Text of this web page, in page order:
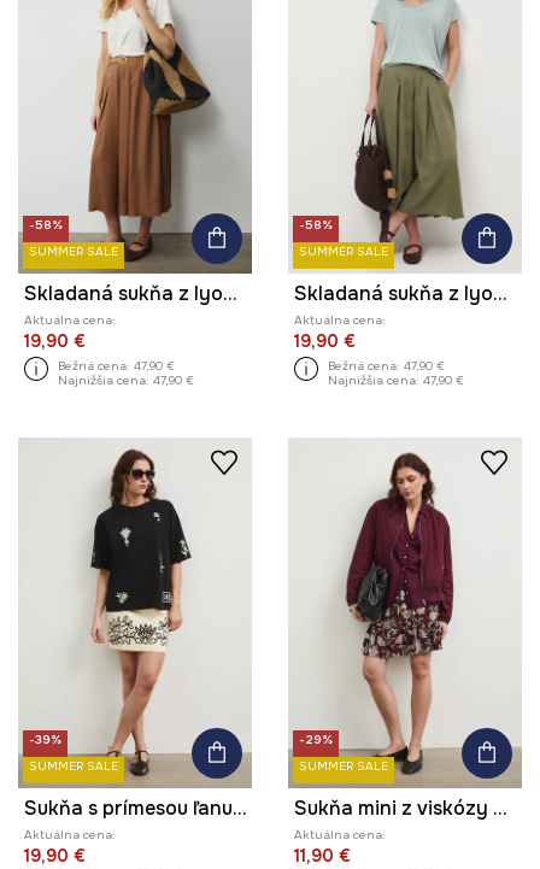
-58%
SUMMER SALE
Skladaná sukňa z lyocellu
Aktuálna cena:
19,90 €
Bežná cena: 47,90 €
Najnižšia cena: 47,90 €
-58%
SUMMER SALE
Skladaná sukňa z lyocellu
Aktuálna cena:
19,90 €
Bežná cena: 47,90 €
Najnižšia cena: 47,90 €
-39%
SUMMER SALE
Sukňa s prímesou ľanu mini s aplikáciou
Aktuálna cena:
19,90 €
-29%
SUMMER SALE
Sukňa mini z viskózy vzorovaná
Aktuálna cena:
11,90 €